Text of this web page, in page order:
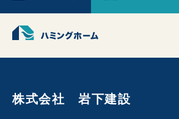
株式会社 岩下建設